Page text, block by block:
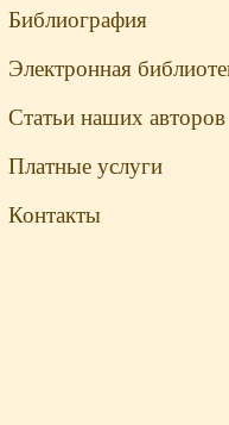
Библиография
Электронная
Статьи наших авторов
Платные услуги
Контакты